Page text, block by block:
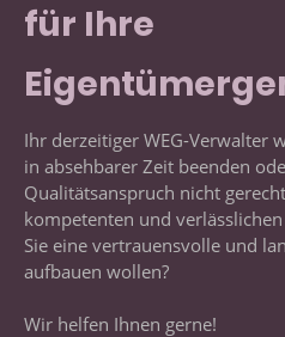
für Ihre
Ihr derzeitiger WEG-Verwalter
in absehbarer Zeit beenden
Qualitätsanspruch nicht
kompetenten und
Sie eine vertrauensvolle und
aufbauen wollen?
Wir helfen Ihnen gerne!